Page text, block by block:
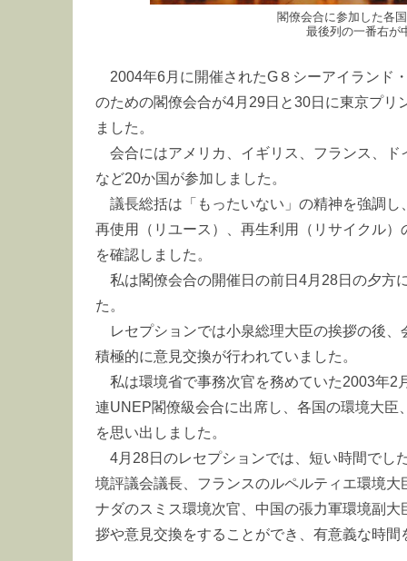
閣僚会合に参加した各
最後列の一番右が
2004年6月に開催されたG８シーアイランド
のための閣僚会合が4月29日と30日に東京プリ
ました。
会合にはアメリカ、イギリス、フランス、
など20か国が参加しました。
議長総括は「もったいない」の精神を強調
再使用（リユース）、再生利用（リサイクル
を確認しました。
私は閣僚会合の開催日の前日4月28日の夕方
た。
レセプションでは小泉総理大臣の挨拶の後
積極的に意見交換が行われていました。
私は環境省で事務次官を務めていた2003年2
連UNEP閣僚級会合に出席し、各国の環境大臣
を思い出しました。
4月28日のレセプションでは、短い時間でし
境評議会議長、フランスのルペルティエ環境
ナダのスミス環境次官、中国の張力軍環境副
拶や意見交換をすることができ、有意義な時